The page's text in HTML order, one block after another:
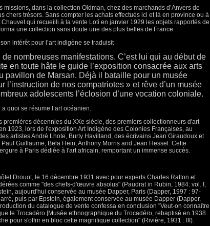
missions, dans la collection Oldman, chez des marchands d’Anvers de
chers trésors. Sans compter les achats effectués ici et là en province ou à
qui recueilli à la vente Loti en janvier 1929 les objets rapportés de
une collection sans doute une des plus belles de France.
intérêt pour l’art indigène se traduisit
nombreuses manifestations. C’est lui qui au début de
en toute hâte le guide l’exposition consacrée aux arts
pavillon de Marsan. Déjà il bataille pour un musée
l’instruction de nos compatriotes » et rêve d’un musée
adolescents l’éclosion d’une vocation coloniale.
quoi se résume l’art océanien.
premières décennies du XXe siècle, des premiers collectionneurs d'art
1923, lors de l'exposition Art Indigène des Colonies Françaises, au
artistes André Lhote, Burty Havilland, des écrivains Jean Giraudoux et
Guillaume, Bela Hein, Anthony Morris and Jean Hessel. Cette
à Paris dédiée à l'art africain, remportant un immense succès.
Drouot, le 16 décembre 1931 avec pour experts Charles Ratton et
comme "des chefs-d'œuvre absolus" (Paudrat in Rubin, 1984: vol. I,
aujourd'hui conservée au musée Dapper, Paris (Dapper, 1997 : 97-
puis par Epstein, également conservée au musée Dapper (Dapper,
du catalogue de vente confessa en conclusion "Veut-on connaître
le Trocadéro [Musée ethnographique du Trocadéro, rebaptisé en 1938
pour s'offrir en bloc cette magnifique collection" (Rivière, 1931 : III).